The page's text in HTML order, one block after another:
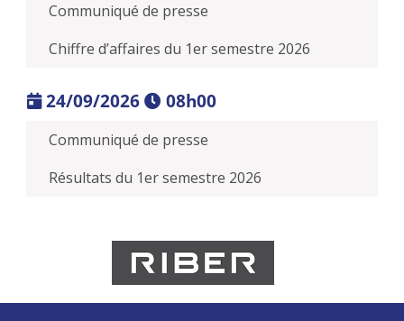
Communiqué de presse
Chiffre d’affaires du 1er semestre 2026
24/09/2026 08h00
Communiqué de presse
Résultats du 1er semestre 2026